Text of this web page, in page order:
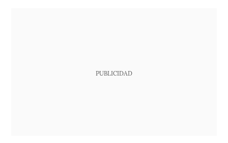
PUBLICIDAD